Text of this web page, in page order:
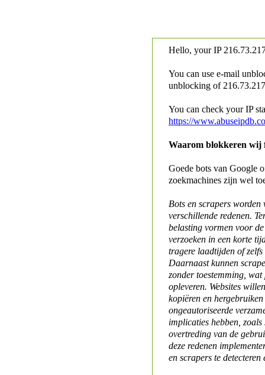
Hello, your IP
You can use e-mail
unblocking of
You can check your IP
https://
Waarom blokkeren wij
Goede bots van Google
zoekmachines zijn wel
Bots en scrapers worden
verschillende redenen.
belasting vormen voor
verzoeken in een korte
tragere laadtijden of
Daarnaast kunnen
zonder toestemming,
opleveren. Websites
kopiëren en
ongeautoriseerde
implicaties hebben,
overtreding van de
deze redenen
en scrapers te detecteren